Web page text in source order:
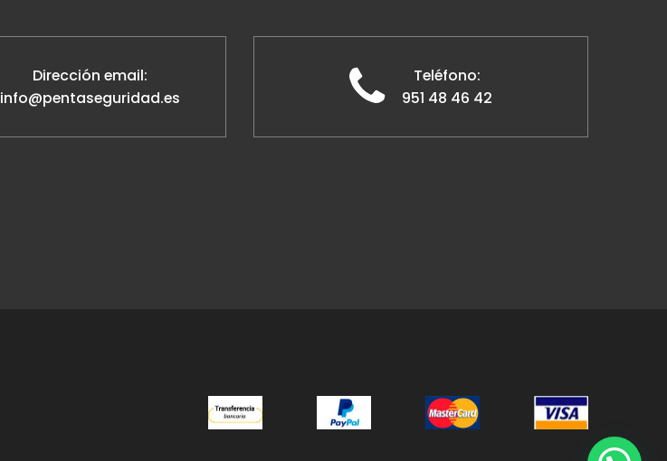
Dirección email:
info@pentaseguridad.es
Teléfono:
951 48 46 42